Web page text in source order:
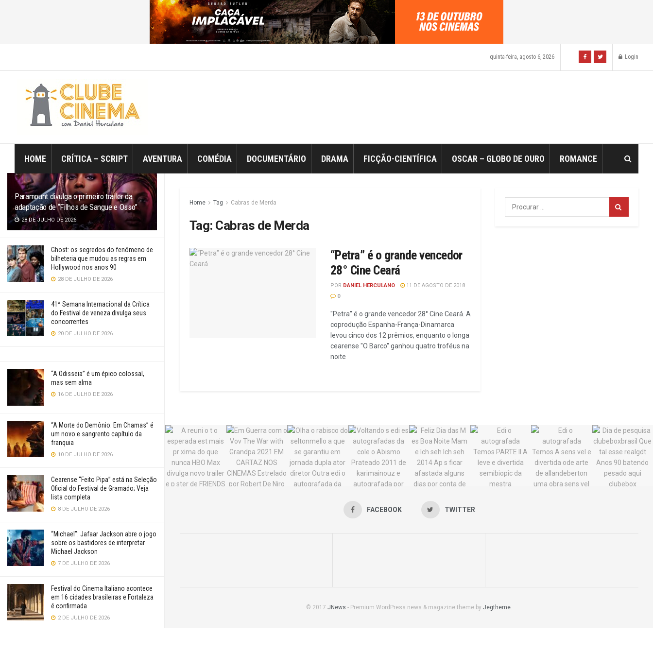
Paramount divulga o primeiro trailer da
adaptação de “Filhos de Sangue e Osso”
28 DE JULHO DE 2026
Ghost: os segredos do fenômeno de
bilheteria que mudou as regras em
Hollywood nos anos 90
28 DE JULHO DE 2026
41ª Semana Internacional da Crítica
do Festival de veneza divulga seus
concorrentes
20 DE JULHO DE 2026
“A Odisseia” é um épico colossal,
mas sem alma
16 DE JULHO DE 2026
“A Morte do Demônio: Em Chamas” é
um novo e sangrento capítulo da
franquia
10 DE JULHO DE 2026
Cearense “Feito Pipa” está na Seleção
Oficial do Festival de Gramado; Veja
lista completa
8 DE JULHO DE 2026
“Michael”: Jafaar Jackson abre o jogo
sobre os bastidores de interpretar
Michael Jackson
7 DE JULHO DE 2026
Festival do Cinema Italiano acontece
em 16 cidades brasileiras e Fortaleza
é confirmada
2 DE JULHO DE 2026
quinta-feira, agosto 6, 2026 Login
HOME CRÍTICA – SCRIPT AVENTURA COMÉDIA DOCUMENTÁRIO DRAMA FICÇÃO-CIENTÍFICA OSCAR – GLOBO DE OURO ROMANCE
Home Tag Cabras de Merda
Tag: Cabras de Merda
“Petra” é o grande vencedor
28° Cine Ceará
POR DANIEL HERCULANO
11 DE AGOSTO DE 2018
0
"Petra" é o grande vencedor 28° Cine Ceará. A
coprodução Espanha-França-Dinamarca
levou cinco dos 12 prêmios, enquanto o longa
cearense "O Barco" ganhou quatro troféus na
noite
FACEBOOK TWITTER
© 2017 JNews - Premium WordPress news & magazine theme by Jegtheme